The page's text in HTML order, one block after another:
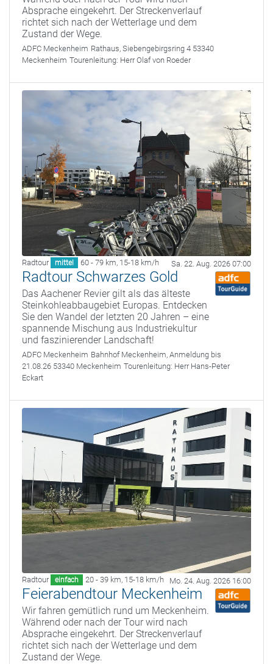
Absprache eingekehrt. Der Streckenverlauf
richtet sich nach der Wetterlage und dem
Zustand der Wege.
ADFC Meckenheim Rathaus, Siebengebirgsring 4 53340
Meckenheim Tourenleitung: Herr Olaf von Roeder
Radtour mittel 60 - 79 km, 15-18 km/h Sa. 22. Aug. 2026 07:00
Radtour Schwarzes Gold
Das Aachener Revier gilt als das älteste
Steinkohleabbaugebiet Europas. Entdecken
Sie den Wandel der letzten 20 Jahren – eine
spannende Mischung aus Industriekultur
und faszinierender Landschaft!
ADFC Meckenheim Bahnhof Meckenheim, Anmeldung bis
21.08.26 53340 Meckenheim Tourenleitung: Herr Hans-Peter
Eckart
Radtour einfach 20 - 39 km, 15-18 km/h Mo. 24. Aug. 2026 16:00
Feierabendtour Meckenheim
Wir fahren gemütlich rund um Meckenheim.
Während oder nach der Tour wird nach
Absprache eingekehrt. Der Streckenverlauf
richtet sich nach der Wetterlage und dem
Zustand der Wege.